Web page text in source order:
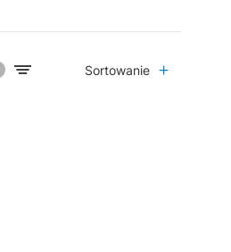
Sortowanie